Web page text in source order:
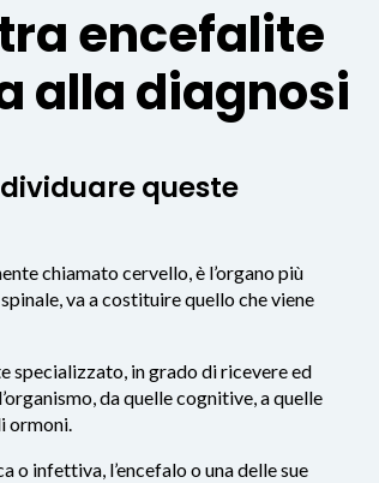
encefalite
alla diagnosi
queste
chiamato cervello, è l’organo più
va a costituire quello che viene
specializzato, in grado di ricevere ed
da quelle cognitive, a quelle
ormoni.
infettiva, l’encefalo o una delle sue